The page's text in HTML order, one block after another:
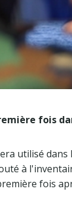
fois
utilisé
à
fois